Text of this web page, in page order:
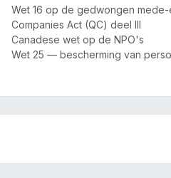
Wet 16 op de gedwongen
Companies Act (QC) deel III
Canadese wet op de NPO's
Wet 25 — bescherming van